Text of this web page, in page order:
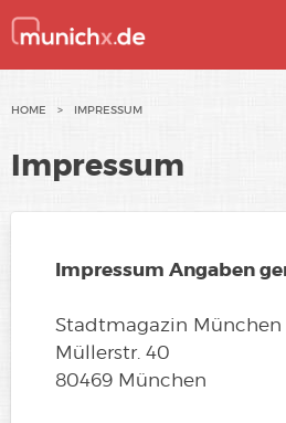
Skip
content
HOME > IMPRESSUM
Impressum
Impressum Angaben
Stadtmagazin München
Müllerstr. 40
80469 München